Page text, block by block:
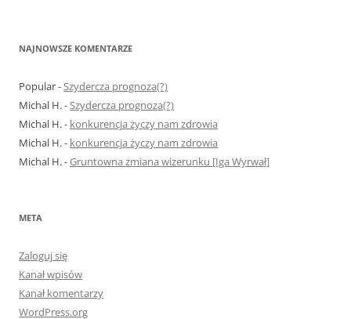
NAJNOWSZE KOMENTARZE
Popular-Szydercza prognoza(?)
Michal H.-Szydercza prognoza(?)
Michal H.- konkurencja życzy nam zdrowia
Michal H.- konkurencja życzy nam zdrowia
Michal H.-Gruntowna zmiana wizerunku [Iga Wyrwał]
META
Zaloguj się
Kanał wpisów
Kanał komentarzy
WordPress.org